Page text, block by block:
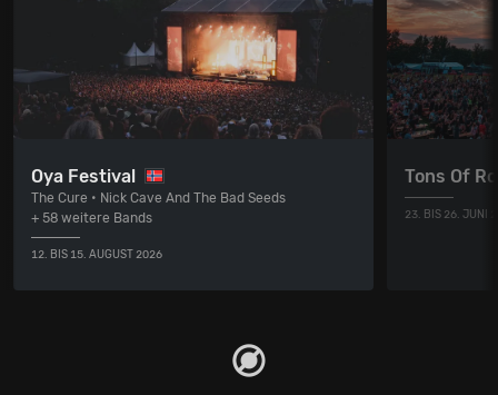
Oya Festival
The Cure • Nick Cave And The Bad Seeds
+ 58 weitere Bands
12. BIS 15. AUGUST 2026
Tons Of
23. BIS 26. JUNI